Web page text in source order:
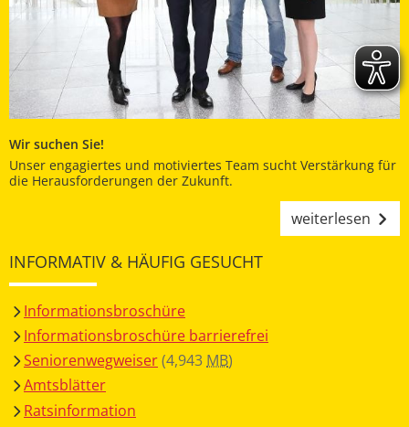
Wir suchen Sie!
Unser engagiertes und motiviertes Team sucht Verstärkung für
die Herausforderungen der Zukunft.
weiterlesen
INFORMATIV & HÄUFIG GESUCHT
Informationsbroschüre
Informationsbroschüre barrierefrei
Seniorenwegweiser(4,943 MB)
Amtsblätter
Ratsinformation